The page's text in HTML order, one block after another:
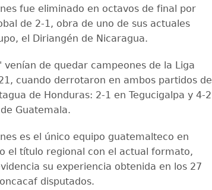
fue eliminado en octavos de final por
de 2-1, obra de uno de sus actuales
el Diriangén de Nicaragua.
venían de quedar campeones de la Liga
cuando derrotaron en ambos partidos de
de Honduras: 2-1 en Tegucigalpa y 4-2
Guatemala.
es el único equipo guatemalteco en
el título regional con el actual formato,
su experiencia obtenida en los 27
disputados.